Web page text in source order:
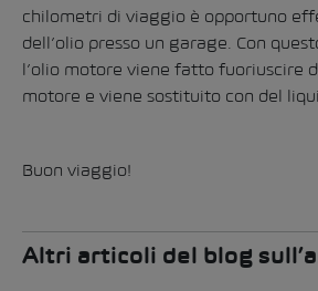
chilometri di viaggio è opportuno
dell’olio presso un garage. Con
l’olio motore viene fatto fuoriuscire
motore e viene sostituito con del
Buon viaggio!
Altri articoli del blog